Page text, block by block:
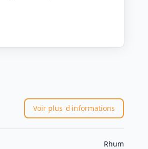
Voir plus d'informations
Rhum